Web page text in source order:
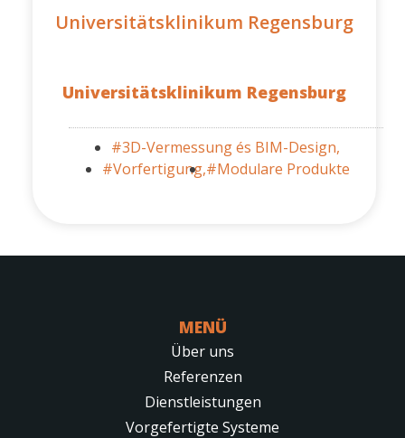
Universitätsklinikum Regensburg
Universitätsklinikum Regensburg
#3D-Vermessung és BIM-Design,
#Vorfertigung,#Modulare Produkte
MENÜ
Über uns
Referenzen
Dienstleistungen
Vorgefertigte Systeme